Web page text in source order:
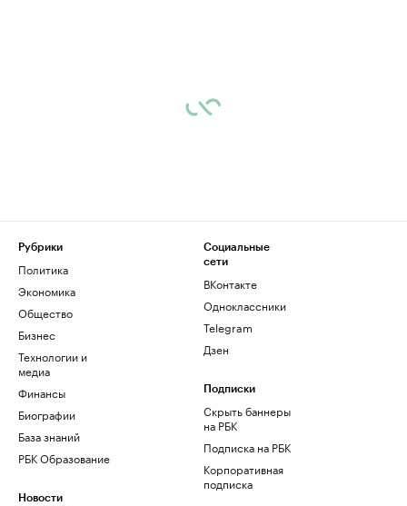
Рубрики
Политика
Экономика
Общество
Бизнес
Технологии и
медиа
Финансы
Биографии
База знаний
РБК Образование
Новости
Социальные
сети
ВКонтакте
Одноклассники
Telegram
Дзен
Подписки
Скрыть баннеры
на РБК
Подписка на РБК
Корпоративная
подписка